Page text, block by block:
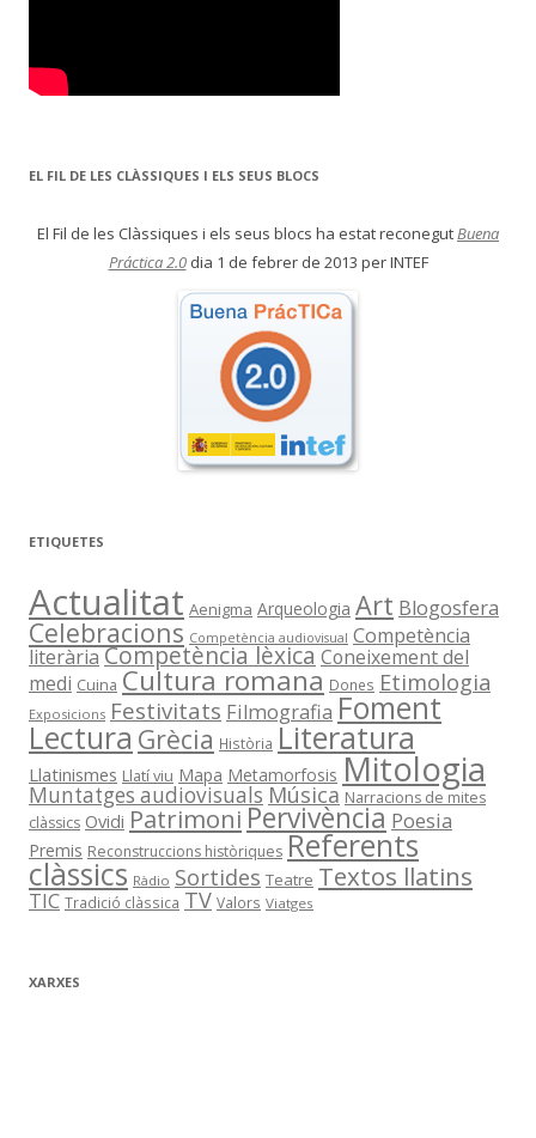
EL FIL DE LES CLÀSSIQUES I ELS SEUS BLOCS
El Fil de les Clàssiques i els seus blocs ha estat reconegutBuena
Práctica 2.0 dia 1 de febrer de 2013 per INTEF
ETIQUETES
Actualitat Aenigma Arqueologia Art Blogosfera
Celebracions Competència audiovisual Competència
literària Competència lèxicaConeixement del
medi Cuina Cultura romana Dones Etimologia
Exposicions Festivitats Filmografia Foment
Lectura Grècia Història Literatura
Llatinismes Llatí viu Mapa Metamorfosis Mitologia
Muntatges audiovisuals Música Narracions de mites
clàssics Ovidi PatrimoniPervivència Poesia
Premis Reconstruccions històriques Referents
clàssics Ràdio Sortides Teatre Textos llatins
TIC Tradició clàssica TV Valors Viatges
XARXES